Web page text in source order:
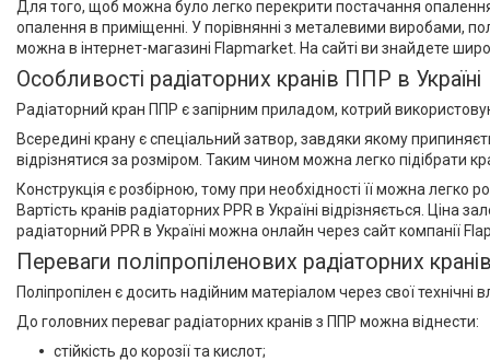
Для того, щоб можна було легко перекрити постачання
опалення в приміщенні. У порівнянні з металевими виробами,
можна в інтернет-магазині Flapmarket. На сайті ви знайдете
Особливості радіаторних кранів ППР в Україні
Радіаторний кран ППР є запірним приладом, котрий
Всередині крану є спеціальний затвор, завдяки якому
відрізнятися за розміром. Таким чином можна легко підібрати
Конструкція є розбірною, тому при необхідності її можна
Вартість кранів радіаторних PPR в Україні відрізняється.
радіаторний PPR в Україні можна онлайн через сайт компанії
Переваги поліпропіленових радіаторних кранів
Поліпропілен є досить надійним матеріалом через свої
До головних переваг радіаторних кранів з ППР можна віднести:
стійкість до корозії та кислот;